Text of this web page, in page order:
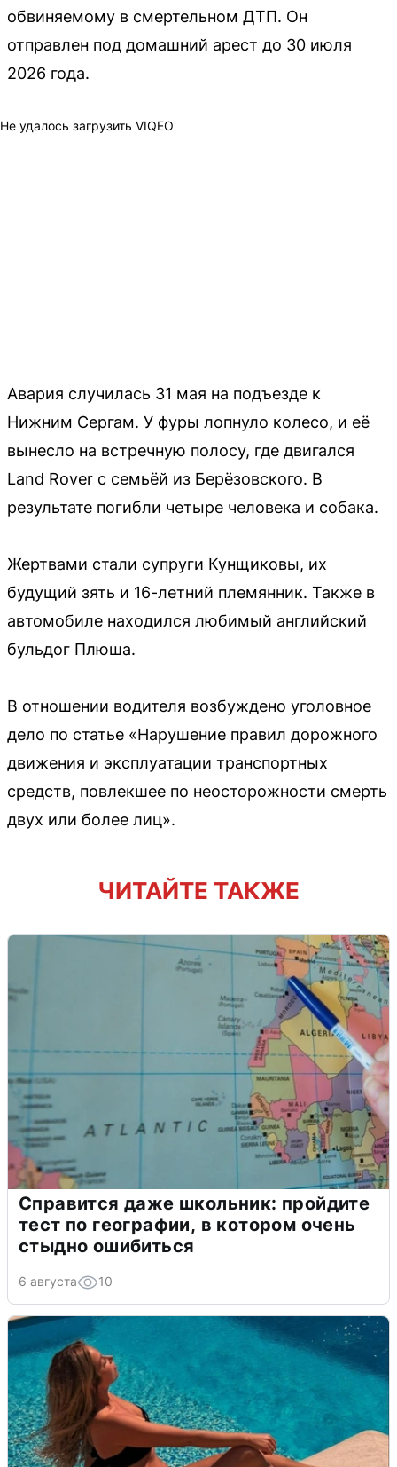
обвиняемому в смертельном ДТП. Он
отправлен под домашний арест до 30 июля
2026 года.
Не удалось загрузить VIQEO
Авария случилась 31 мая на подъезде к
Нижним Сергам. У фуры лопнуло колесо, и её
вынесло на встречную полосу, где двигался
Land Rover с семьёй из Берёзовского. В
результате погибли четыре человека и собака.
Жертвами стали супруги Кунщиковы, их
будущий зять и 16-летний племянник. Также в
автомобиле находился любимый английский
бульдог Плюша.
В отношении водителя возбуждено уголовное
дело по статье «Нарушение правил дорожного
движения и эксплуатации транспортных
средств, повлекшее по неосторожности смерть
двух или более лиц».
ЧИТАЙТЕ ТАКЖЕ
Справится даже школьник: пройдите
тест по географии, в котором очень
стыдно ошибиться
6 августа 10